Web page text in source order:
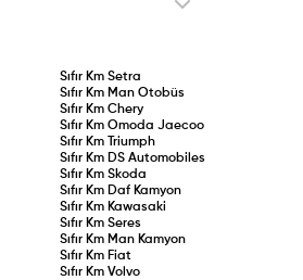
Sıfır Km Setra
Sıfır Km Man Otobüs
Sıfır Km Chery
Sıfır Km Omoda Jaecoo
Sıfır Km
Triumph
Sıfır Km DS Automobiles
Sıfır Km Skoda
Sıfır Km Daf Kamyon
Sıfır Km Kawasaki
Sıfır Km Seres
Sıfır Km Man Kamyon
Sıfır Km Fiat
Sıfır Km Volvo